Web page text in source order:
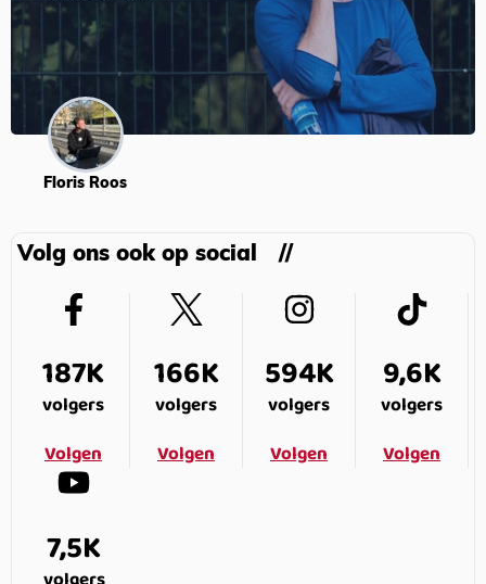
Floris Roos
Volg ons ook op social
187K
volgers
Volgen
166K
volgers
Volgen
594K
volgers
Volgen
9,6K
volgers
Volgen
7,5K